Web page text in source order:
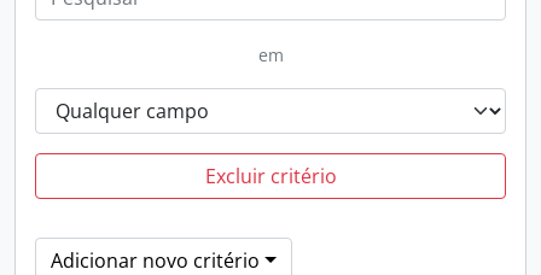
em
Excluir critério
Adicionar novo critério